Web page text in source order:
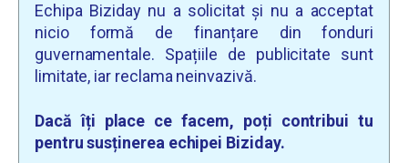
Echipa Biziday nu a solicitat și nu a acceptat
nicio formă de finanțare din fonduri
guvernamentale. Spațiile de publicitate sunt
limitate, iar reclama neinvazivă.
Dacă îți place ce facem, poți contribui tu
pentru susținerea echipei Biziday.